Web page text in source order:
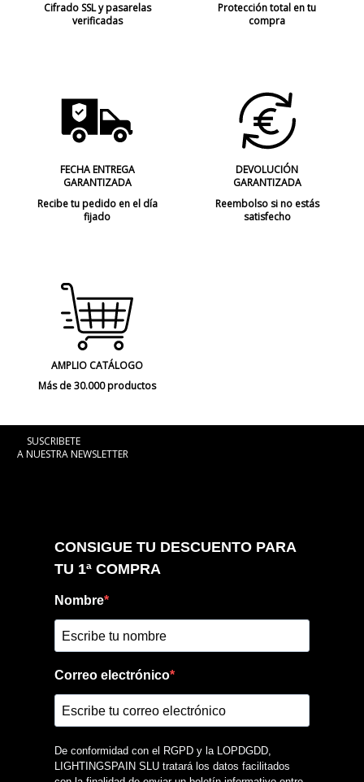
Cifrado SSL y pasarelas
verificadas
Protección total en tu
compra
FECHA ENTREGA
GARANTIZADA
Recibe tu pedido en el día
fijado
DEVOLUCIÓN
GARANTIZADA
Reembolso si no estás
satisfecho
AMPLIO CATÁLOGO
Más de 30.000 productos
SUSCRIBETE
A NUESTRA NEWSLETTER